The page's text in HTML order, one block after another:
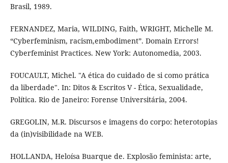
Brasil, 1989.
FERNANDEZ, Maria, WILDING, Faith, WRIGHT, Michelle M.
“Cyberfeminism, racism,embodiment”. Domain Errors!
Cyberfeminist Practices. New York: Autonomedia, 2003.
FOUCAULT, Michel. "A ética do cuidado de si como prática
da liberdade". In: Ditos & Escritos V - Ética, Sexualidade,
Política. Rio de Janeiro: Forense Universitária, 2004.
GREGOLIN, M.R. Discursos e imagens do corpo: heterotopias
da (in)visibilidade na WEB.
HOLLANDA, Heloísa Buarque de. Explosão feminista: arte,